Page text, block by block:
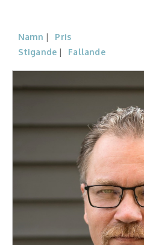
Moderator, konferencier
Moderator
Workshopledare, facilitator
Radio och TV-profiler
Underhållning och event
Event
Humoristiska föredrag
Namn
Pris
Stigande
Fallande